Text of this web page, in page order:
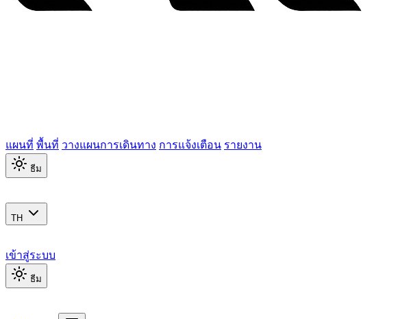
แผนที่ พื้นที่ วางแผนการเดินทาง การแจ้งเตือน รายงาน
ธีม
TH
เข้าสู่ระบบ
ธีม